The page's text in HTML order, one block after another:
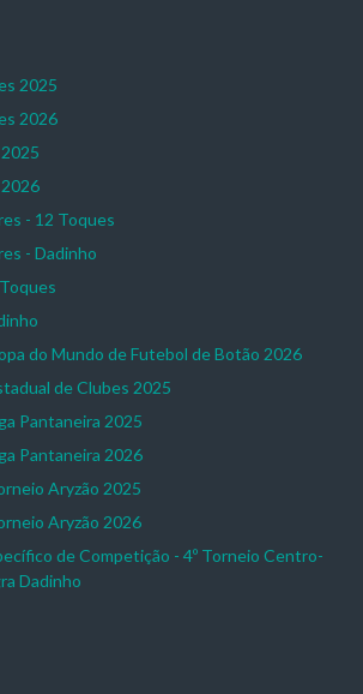
2025
2026
- 12 Toques
- Dadinho
do Mundo de Futebol de Botão 2026
de Clubes 2025
Pantaneira 2025
Pantaneira 2026
Aryzão 2025
Aryzão 2026
de Competição - 4º Torneio Centro-
Dadinho